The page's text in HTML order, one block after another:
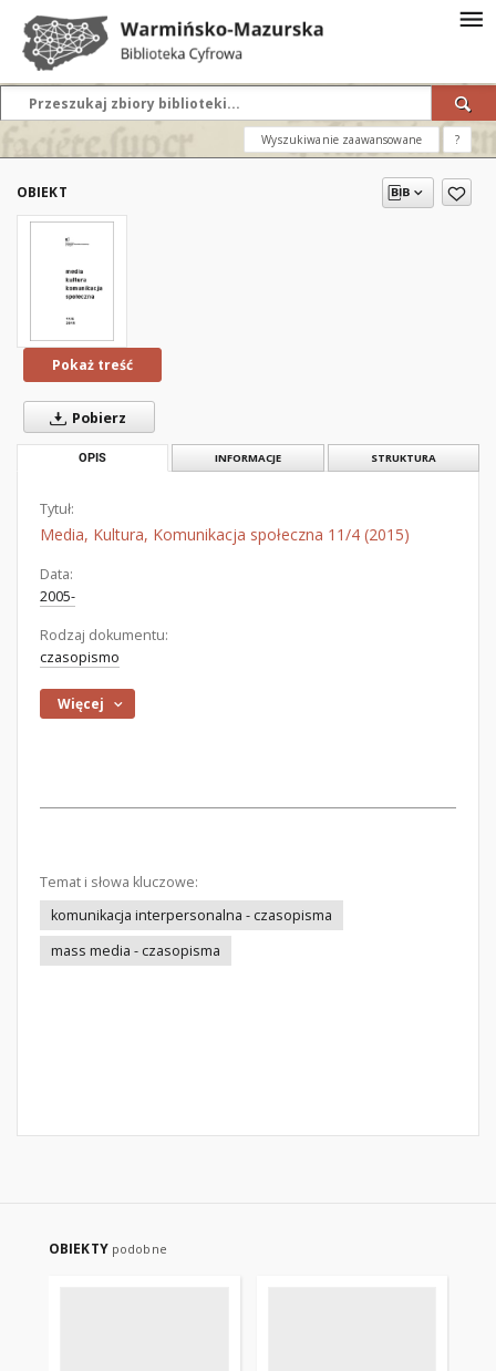
Wyszukiwanie zaawansowane ?
OBIEKT
Pokaż treść
Pobierz
OPIS INFORMACJE STRUKTURA
Tytuł:
Media, Kultura, Komunikacja społeczna 11/4 (2015)
Data:
2005-
Rodzaj dokumentu:
czasopismo
Więcej
Temat i słowa kluczowe:
komunikacja interpersonalna - czasopisma
mass media - czasopisma
OBIEKTY podobne